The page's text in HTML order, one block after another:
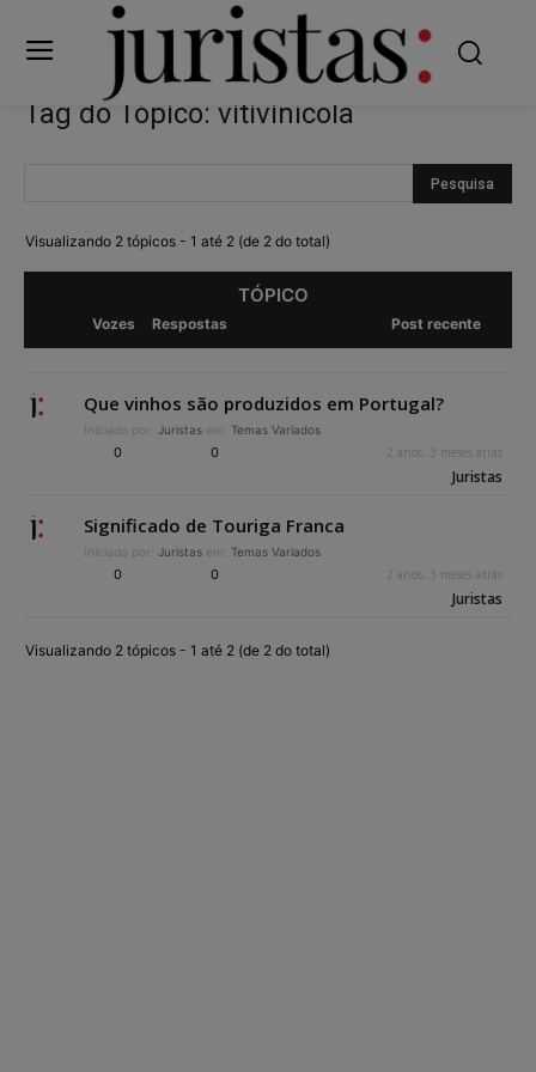
Tag do Tópico: vitivinícola
Visualizando 2 tópicos - 1 até 2 (de 2 do total)
TÓPICO
Vozes Respostas Post recente
Que vinhos são produzidos em Portugal?
Iniciado por: Juristas em: Temas Variados
0 0 2 anos, 3 meses atrás
Juristas
Significado de Touriga Franca
Iniciado por: Juristas em: Temas Variados
0 0 2 anos, 3 meses atrás
Juristas
Visualizando 2 tópicos - 1 até 2 (de 2 do total)